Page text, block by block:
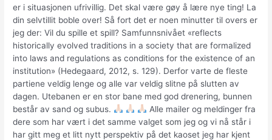
er i situasjonen ufrivillig. Det skal være gøy å lære nye ting! La
din selvtillit boble over! Så fort det er noen minutter til overs er
jeg der: Vil du spille et spill? Samfunnsnivået «reflects
historically evolved traditions in a society that are formalized
into laws and regulations as conditions for the existence of an
institution» (Hedegaard, 2012, s. 129). Derfor varte de fleste
partiene veldig lenge og alle var veldig slitne på slutten av
dagen. Utebanen er en stor bane med god drenering, bunnen
består av sand og subus.
Alle mailer og meldinger fra
dere som har vært i det samme valget som jeg og vi nå står i
har gitt meg et litt nytt perspektiv på det kaoset jeg har kjent